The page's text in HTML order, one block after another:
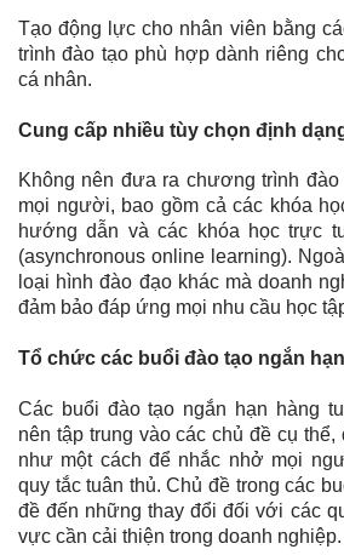
Tạo động lực cho nhân viên bằng
trình đào tạo phù hợp dành riêng
cá nhân.
Cung cấp nhiều tùy chọn định
Không nên đưa ra chương trình
mọi người, bao gồm cả các khóa
hướng dẫn và các khóa học trực
(asynchronous online learning).
loại hình đào đạo khác mà doanh
đảm bảo đáp ứng mọi nhu cầu học
Tổ chức các buổi đào tạo ngắn hạn
Các buổi đào tạo ngắn hạn hàng
nên tập trung vào các chủ đề cụ
như một cách để nhắc nhở mọi
quy tắc tuân thủ. Chủ đề trong các
đề đến những thay đổi đối với các
vực cần cải thiện trong doanh nghiệp.